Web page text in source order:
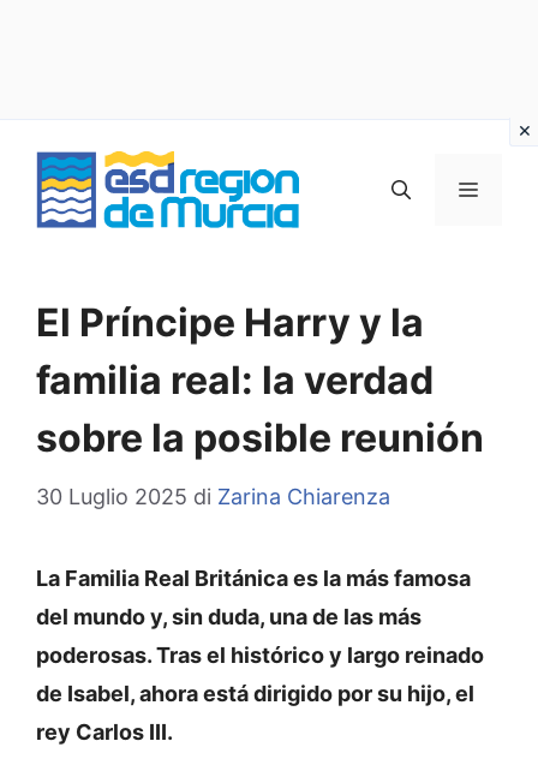
contenuto
MENU
El Príncipe Harry y la
familia real: la verdad
sobre la posible reunión
30 Luglio 2025 di Zarina Chiarenza
La Familia Real Británica es la más famosa
del mundo y, sin duda, una de las más
poderosas. Tras el histórico y largo reinado
de Isabel, ahora está dirigido por su hijo, el
rey Carlos III.